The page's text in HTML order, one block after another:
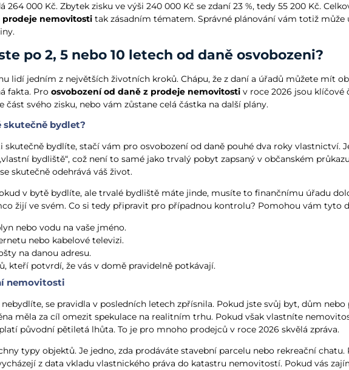
264 000 Kč. Zbytek zisku ve výši 240 000 Kč se zdaní 23 %, tedy 55 200 Kč.
prodeje nemovitosti tak zásadním tématem. Správné plánování vám totiž
po 2, 5 nebo 10 letech od daně osvobozeni?
lidí jedním z největších životních kroků. Chápu, že z daní a úřadů můžete mít
fakta. Pro osvobození od daně z prodeje nemovitosti v roce 2026 jsou klíčové
svého zisku, nebo vám zůstane celá částka na další plány.
skutečně bydlet?
bydlíte, stačí vám pro osvobození od daně pouhé dva roky vlastnictví.
bydliště“, což není to samé jako trvalý pobyt zapsaný v občanském
skutečně odehrává váš život.
v bytě bydlíte, ale trvalé bydliště máte jinde, musíte to finančnímu úřadu
žijí ve svém. Co si tedy připravit pro případnou kontrolu? Pomohou vám tyto
nebo vodu na vaše jméno.
nebo kabelové televizi.
na danou adresu.
kteří potvrdí, že vás v domě pravidelně potkávají.
nemovitosti
se pravidla v posledních letech zpřísnila. Pokud jste svůj byt, dům nebo
měla za cíl omezit spekulace na realitním trhu. Pokud však vlastníte
původní pětiletá lhůta. To je pro mnoho prodejců v roce 2026 skvělá zpráva.
typy objektů. Je jedno, zda prodáváte stavební parcelu nebo rekreační
z data vkladu vlastnického práva do katastru nemovitostí. Pokud vás